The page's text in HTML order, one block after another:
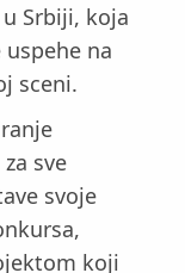
Srbiji, koja
na
sceni.
sve
svoje
koji